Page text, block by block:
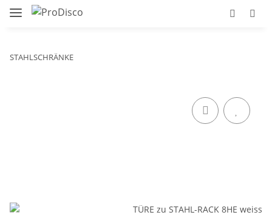
STAHLSCHRÄNKE